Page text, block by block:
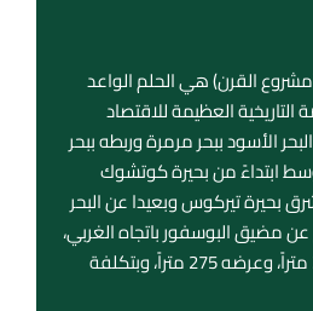
القرن) هي الحلم الواعد
العظيمة للاقتصاد
الأسود ببحر مرمرة وربطه ببحر
​​ابتداءً من بحيرة كوتشوك
بحيرة تيركوس وبعيدا عن البحر
حيث تبعد 30 كم عن مضيق البوسفور باتجاه الغربي،
بطول 45 كم، وعمق 21 متراً، وعرضه 275 متراً، وبتكلفة